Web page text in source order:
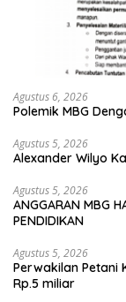
Agustus 6, 2026
Polemik MBG
Agustus 5, 2026
Alexander Wilyo
Agustus 5, 2026
ANGGARAN MBG
PENDIDIKAN
Agustus 5, 2026
Perwakilan Petani
Rp.5 miliar